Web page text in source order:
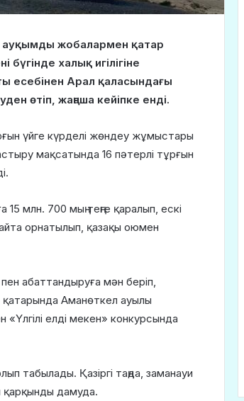
ауқымды жобалармен қатар
халық игілігіне
есебінен Арал қаласындағы
өтіп, жаңаша кейіпке енді.
үйге күрделі жөндеу жұмыстары
мақсатында 16 пәтерлі тұрғын
млн. 700 мың теңге қаралып, ескі
орнатылып, қазақы оюмен
абаттандыруға мән беріп,
қатарында Аманөткел ауылы
елді мекен» конкурсында
табылады. Қазіргі таңда, заманауи
қарқынды дамуда.